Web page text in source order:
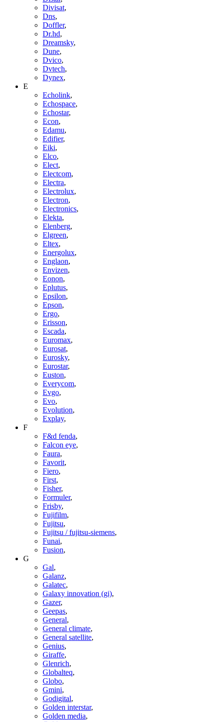
Divisat,
Dns,
Doffler,
Dr.hd,
Dreamsky,
Dune,
Dvico,
Dvtech,
Dynex,
E
Echolink,
Echospace,
Echostar,
Econ,
Edamu,
Edifier,
Eiki,
Elco,
Elect,
Electcom,
Electra,
Electrolux,
Electron,
Electronics,
Elekta,
Elenberg,
Elgreen,
Eltex,
Energolux,
Englaon,
Envizen,
Eonon,
Eplutus,
Epsilon,
Epson,
Ergo,
Erisson,
Escada,
Euromax,
Eurosat,
Eurosky,
Eurostar,
Euston,
Everycom,
Evgo,
Evo,
Evolution,
Explay,
F
F&d fenda,
Falcon eye,
Faura,
Favorit,
Fiero,
First,
Fisher,
Formuler,
Frisby,
Fujifilm,
Fujitsu,
Fujitsu / fujitsu-siemens,
Funai,
Fusion,
G
Gal,
Galanz,
Galatec,
Galaxy innovation (gi),
Gazer,
Geepas,
General,
General climate,
General satellite,
Genius,
Giraffe,
Glenrich,
Globalteq,
Globo,
Gmini,
Godigital,
Golden interstar,
Golden media,